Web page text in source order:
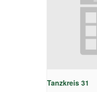
Tanzkreis 31